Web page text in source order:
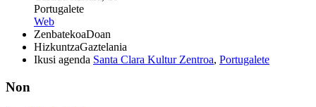
Portugalete
Web
ZenbatekoaDoan
HizkuntzaGaztelania
Ikusi agenda Santa Clara Kultur Zentroa, Portugalete
Non